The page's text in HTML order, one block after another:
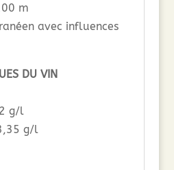
m
avec influences
DU VIN
2 g/l
g/l